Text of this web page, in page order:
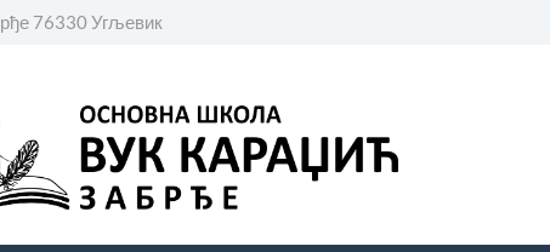
76330 Угљевик